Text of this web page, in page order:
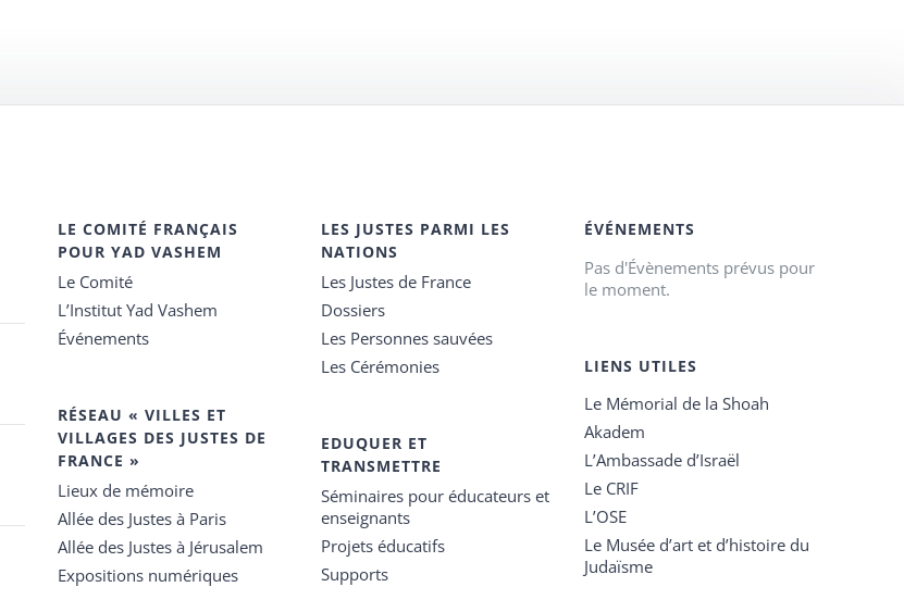
LE COMITÉ FRANÇAIS
POUR YAD VASHEM
Le Comité
L’Institut Yad Vashem
Événements
RÉSEAU « VILLES ET
VILLAGES DES JUSTES DE
FRANCE »
Lieux de mémoire
Allée des Justes à Paris
Allée des Justes à Jérusalem
Expositions numériques
LES JUSTES PARMI LES
NATIONS
Les Justes de France
Dossiers
Les Personnes sauvées
Les Cérémonies
EDUQUER ET
TRANSMETTRE
Séminaires pour éducateurs et
enseignants
Projets éducatifs
Supports
ÉVÉNEMENTS
Pas d'Évènements prévus pour
le moment.
LIENS UTILES
Le Mémorial de la Shoah
Akadem
L’Ambassade d’Israël
Le CRIF
L’OSE
Le Musée d’art et d’histoire du
Judaïsme